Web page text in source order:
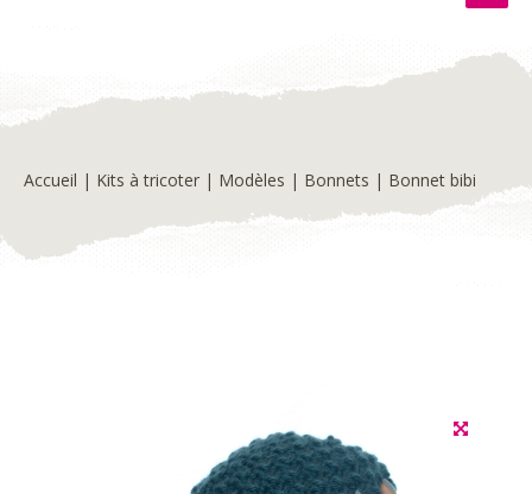
Accueil | Kits à tricoter | Modèles | Bonnets | Bonnet bibi